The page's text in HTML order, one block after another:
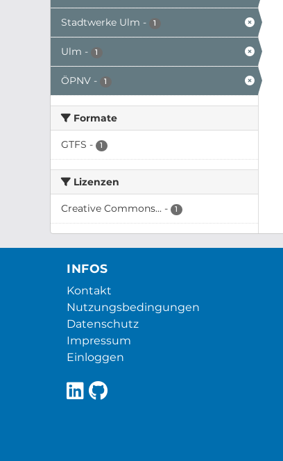
Stadtwerke Ulm - 1
Ulm - 1
ÖPNV - 1
Formate
GTFS - 1
Lizenzen
Creative Commons... - 1
INFOS
Kontakt
Nutzungsbedingungen
Datenschutz
Impressum
Einloggen